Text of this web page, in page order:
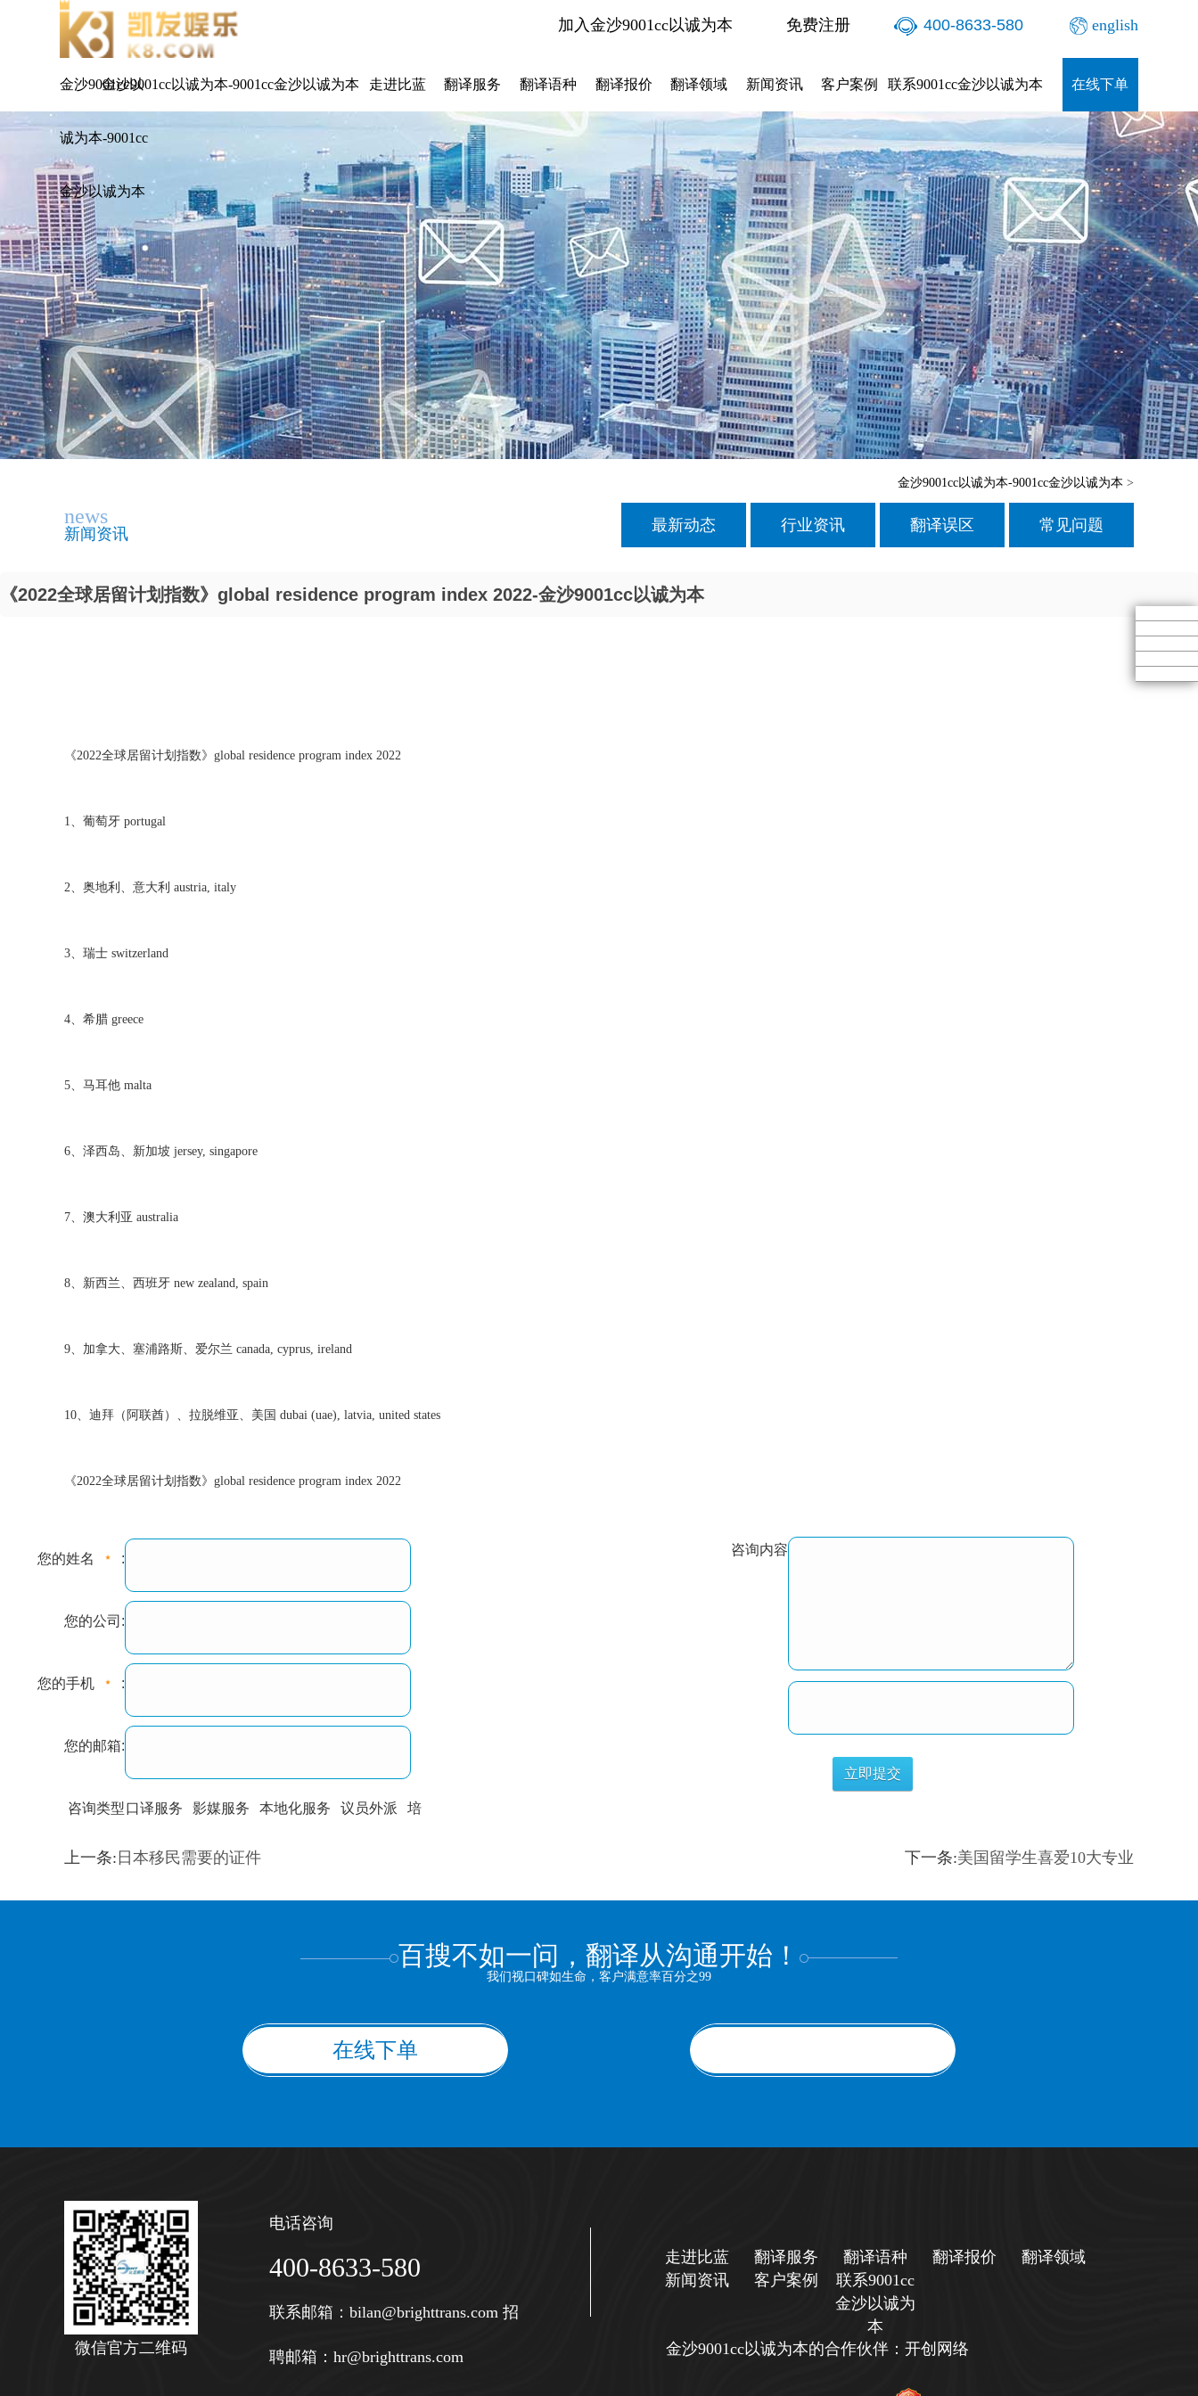
加入金沙9001cc以诚为本 免费注册 400-8633-580 english
金沙9001cc以
诚为本-9001cc
金沙以诚为本
金沙9001cc以诚为本-9001cc金沙以诚为本 走进比蓝 翻译服务 翻译语种 翻译报价 翻译领域 新闻资讯 客户案例 联系9001cc金沙以诚为本 在线下单
金沙9001cc以诚为本-9001cc金沙以诚为本 >
news
新闻资讯 最新动态 行业资讯 翻译误区 常见问题
《2022全球居留计划指数》global residence program index 2022-金沙9001cc以诚为本
《2022全球居留计划指数》global residence program index 2022
1、葡萄牙 portugal
2、奥地利、意大利 austria, italy
3、瑞士 switzerland
4、希腊 greece
5、马耳他 malta
6、泽西岛、新加坡 jersey, singapore
7、澳大利亚 australia
8、新西兰、西班牙 new zealand, spain
9、加拿大、塞浦路斯、爱尔兰 canada, cyprus, ireland
10、迪拜（阿联酋）、拉脱维亚、美国 dubai (uae), latvia, united states
《2022全球居留计划指数》global residence program index 2022
您的姓名 :
您的公司:
您的手机 :
您的邮箱:
咨询类型口译服务 影媒服务 本地化服务 议员外派 培
训翻译 标准级 专业级
咨询内容
上一条: 日本移民需要的证件 下一条:美国留学生喜爱10大专业
百搜不如一问，翻译从沟通开始！
我们视口碑如生命，客户满意率百分之99
在线下单
微信官方二维码
电话咨询
400-8633-580
联系邮箱： bilan@brighttrans.com 招
聘邮箱： hr@brighttrans.com
走进比蓝 翻译服务 翻译语种 翻译报价
翻译领域
新闻资讯
客户案例
联系9001cc
金沙以诚为
本
金沙9001cc以诚为本的合作伙伴：开创网络